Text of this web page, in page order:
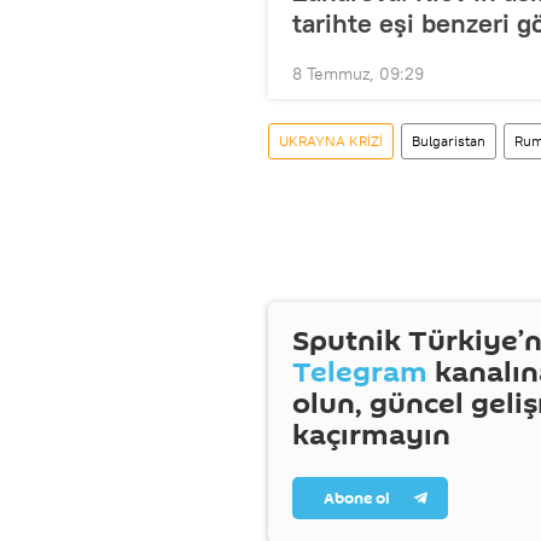
tarihte eşi benzeri
8 Temmuz, 09:29
UKRAYNA KRİZİ Bulgaristan
Sputnik
Telegram
olun, güncel
kaçırmayın
Abone ol